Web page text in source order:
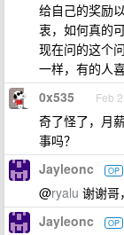
给自己的奖励
衷，如何真的
现在问的这个
一样，有的人
0x535 Feb
奇了怪了，月
事吗？
Jayleonc OP
@ryalu 谢谢哥
Jayleonc OP